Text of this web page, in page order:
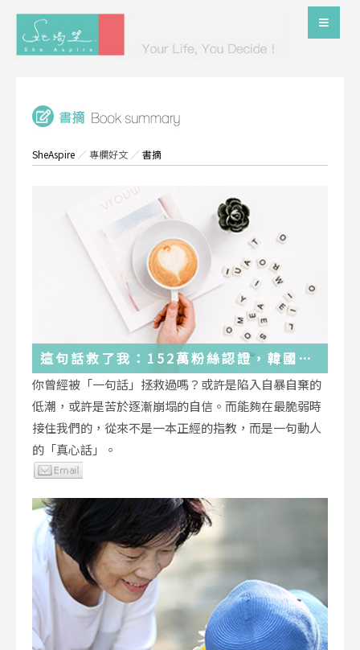
SheAspire ／專欄好文 ／書摘
這句話救了我：152萬粉絲認證，韓國最
受歡迎的YouTuber「國民姐姐」金美敬
為跌落情緒深淵的你雪中送炭！
你曾經被「一句話」拯救過嗎？或許是陷入自暴自棄的
低潮，或許是苦於逐漸崩塌的自信。而能夠在最脆弱時
接住我們的，從來不是一本正經的指教，而是一句動人
的「真心話」。